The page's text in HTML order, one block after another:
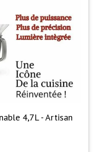
4,7L - Artisan